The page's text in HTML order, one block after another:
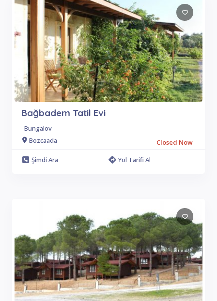
Bağbadem Tatil Evi
Bungalov
Bozcaada
Closed Now
Şimdi Ara
Yol Tarifi Al